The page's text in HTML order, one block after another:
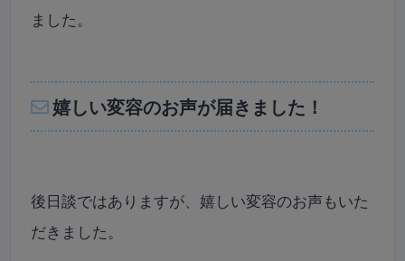
ました。
嬉しい変容のお声が届きました！
後日談ではありますが、嬉しい変容のお声もいた
だきました。